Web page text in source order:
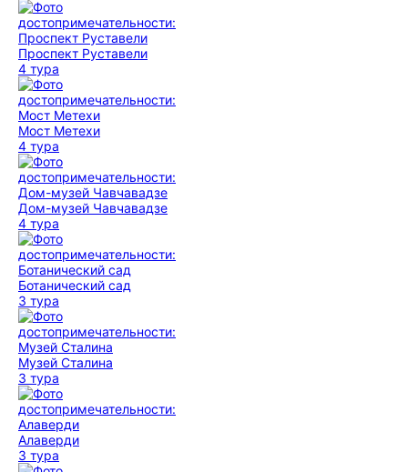
Проспект Руставели
4 тура
Мост Метехи
4 тура
Дом-музей Чавчавадзе
4 тура
Ботанический сад
3 тура
Музей Сталина
3 тура
Алаверди
3 тура